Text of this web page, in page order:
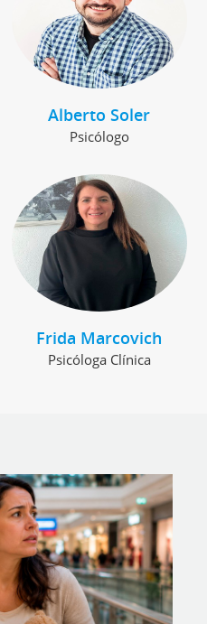
Alberto Soler
Psicólogo
Frida Marcovich
Psicóloga Clínica